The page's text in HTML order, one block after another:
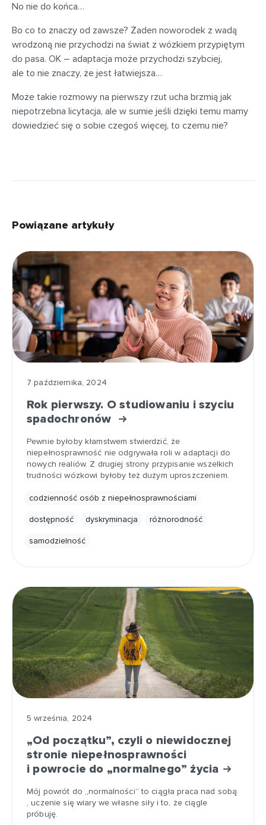
No nie do końca…
Bo co to znaczy od zawsze? Żaden noworodek z wadą
wrodzoną nie przychodzi na świat z wózkiem przypiętym
do pasa. OK – adaptacja może przychodzi szybciej,
ale to nie znaczy, że jest łatwiejsza…
Może takie rozmowy na pierwszy rzut ucha brzmią jak
niepotrzebna licytacja, ale w sumie jeśli dzięki temu mamy
dowiedzieć się o sobie czegoś więcej, to czemu nie?
Powiązane artykuły
7 października, 2024
Rok pierwszy. O studiowaniu i szyciu
spadochronów
Pewnie byłoby kłamstwem stwierdzić, że
niepełnosprawność nie odgrywała roli w adaptacji do
nowych realiów. Z drugiej strony przypisanie wszelkich
trudności wózkowi byłoby też dużym uproszczeniem.
codzienność osób z niepełnosprawnościami
dostępność dyskryminacja różnorodność
samodzielność
5 września, 2024
„Od początku”, czyli o niewidocznej
stronie niepełnosprawności
i powrocie do „normalnego” życia
Mój powrót do „normalności” to ciągła praca nad sobą
, uczenie się wiary we własne siły i to, że ciągle
próbuję.